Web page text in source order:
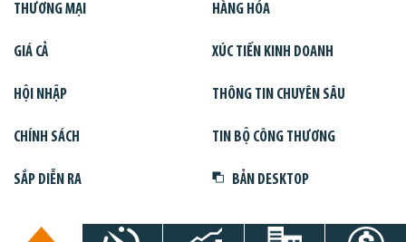
THƯƠNG MẠI HÀNG HÓA
GIÁ CẢ XÚC TIẾN KINH DOANH
HỘI NHẬP THÔNG TIN CHUYÊN SÂU
CHÍNH SÁCH TIN BỘ CÔNG THƯƠNG
SẮP DIỄN RA BẢN DESKTOP